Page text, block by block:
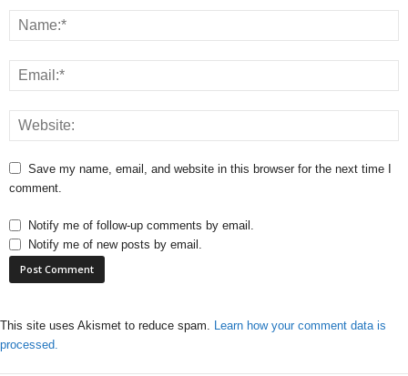
Save my name, email, and website in this browser for the next time I
comment.
Notify me of follow-up comments by email.
Notify me of new posts by email.
This site uses Akismet to reduce spam. Learn how your comment data is
processed.